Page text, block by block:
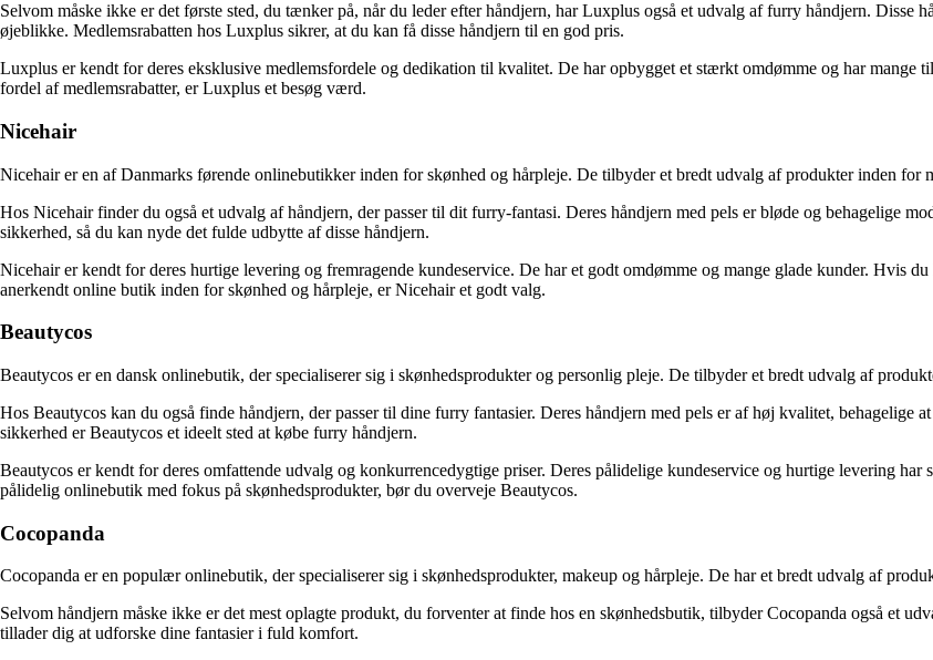
Selvom måske ikke er det første sted, du tænker på, når du leder efter håndjern, har Luxplus også et udvalg af furry håndjern.
øjeblikke. Medlemsrabatten hos Luxplus sikrer, at du kan få disse håndjern til en god pris.
Luxplus er kendt for deres eksklusive medlemsfordele og dedikation til kvalitet. De har opbygget et stærkt omdømme og har mange
fordel af medlemsrabatter, er Luxplus et besøg værd.
Nicehair
Nicehair er en af Danmarks førende onlinebutikker inden for skønhed og hårpleje. De tilbyder et bredt udvalg af produkter inden for
Hos Nicehair finder du også et udvalg af håndjern, der passer til dit furry-fantasi. Deres håndjern med pels er bløde og behagelige
sikkerhed, så du kan nyde det fulde udbytte af disse håndjern.
Nicehair er kendt for deres hurtige levering og fremragende kundeservice. De har et godt omdømme og mange glade kunder. Hvis
anerkendt online butik inden for skønhed og hårpleje, er Nicehair et godt valg.
Beautycos
Beautycos er en dansk onlinebutik, der specialiserer sig i skønhedsprodukter og personlig pleje. De tilbyder et bredt udvalg af
Hos Beautycos kan du også finde håndjern, der passer til dine furry fantasier. Deres håndjern med pels er af høj kvalitet,
sikkerhed er Beautycos et ideelt sted at købe furry håndjern.
Beautycos er kendt for deres omfattende udvalg og konkurrencedygtige priser. Deres pålidelige kundeservice og hurtige levering
pålidelig onlinebutik med fokus på skønhedsprodukter, bør du overveje Beautycos.
Cocopanda
Cocopanda er en populær onlinebutik, der specialiserer sig i skønhedsprodukter, makeup og hårpleje. De har et bredt udvalg af
Selvom håndjern måske ikke er det mest oplagte produkt, du forventer at finde hos en skønhedsbutik, tilbyder Cocopanda også et
tillader dig at udforske dine fantasier i fuld komfort.